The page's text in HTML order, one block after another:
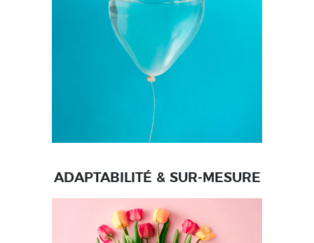
ADAPTABILITÉ & SUR-MESURE